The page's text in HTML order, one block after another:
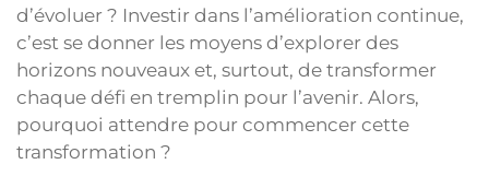
d’évoluer ? Investir dans l’amélioration continue,
c’est se donner les moyens d’explorer des
horizons nouveaux et, surtout, de transformer
chaque défi en tremplin pour l’avenir. Alors,
pourquoi attendre pour commencer cette
transformation ?